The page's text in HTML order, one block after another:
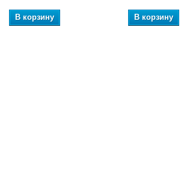
В корзину В корзину